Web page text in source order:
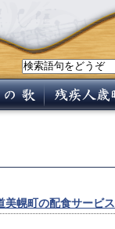
幌町の配食サービス